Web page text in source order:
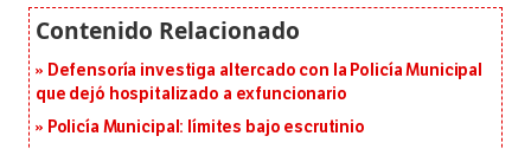
Defensoría investiga altercado con la Policía Municipal
que dejó hospitalizado a exfuncionario
Policía Municipal: límites bajo escrutinio